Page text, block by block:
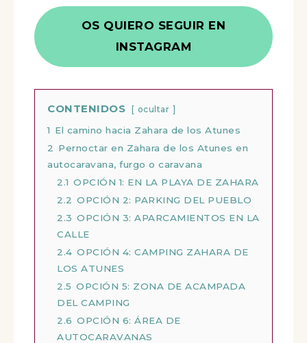
OS QUIERO SEGUIR EN
INSTAGRAM
CONTENIDOS ocultar
1 El camino hacia Zahara de los Atunes
2
Pernoctar en Zahara de los Atunes en
autocaravana, furgo o caravana
2.1 OPCIÓN 1: EN LA PLAYA DE ZAHARA
2.2 OPCIÓN 2: PARKING DEL PUEBLO
2.3 OPCIÓN 3: APARCAMIENTOS EN LA
CALLE
2.4 OPCIÓN 4: CAMPING ZAHARA DE
LOS ATUNES
2.5 OPCIÓN 5: ZONA DE ACAMPADA
DEL CAMPING
2.6 OPCIÓN 6: ÁREA DE
AUTOCARAVANAS